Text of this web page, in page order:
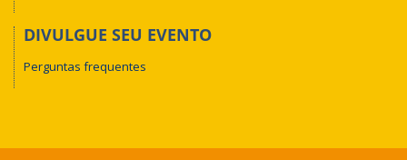
DIVULGUE SEU EVENTO
Perguntas frequentes